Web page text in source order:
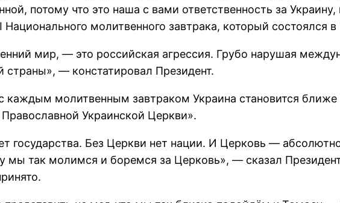
потому что это наша с вами ответственность за
молитвенного завтрака, который состоялся в
мир, — это российская агрессия. Грубо нарушая
страны», — констатировал Президент.
каждым молитвенным завтраком Украина становится
Украинской Церкви».
государства. Без Церкви нет нации. И Церковь —
мы так молимся и боремся за Церковь», — сказал